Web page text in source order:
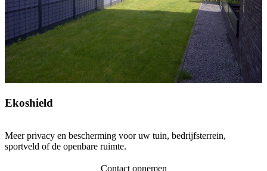
Ekoshield
Meer privacy en bescherming voor uw tuin, bedrijfsterrein,
sportveld of de openbare ruimte.
Contact opnemen